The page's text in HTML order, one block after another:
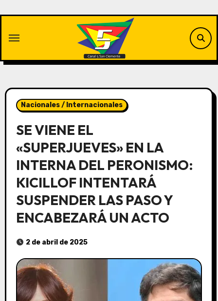
contenido
Nacionales / Internacionales
SE VIENE EL
«SUPERJUEVES» EN LA
INTERNA DEL PERONISMO:
KICILLOF INTENTARÁ
SUSPENDER LAS PASO Y
ENCABEZARÁ UN ACTO
2 de abril de 2025